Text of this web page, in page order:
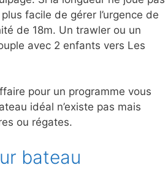
facile de gérer l’urgence de
de 18m. Un trawler ou un
avec 2 enfants vers Les
pour un programme vous
idéal n’existe pas mais
ou régates.
bateau